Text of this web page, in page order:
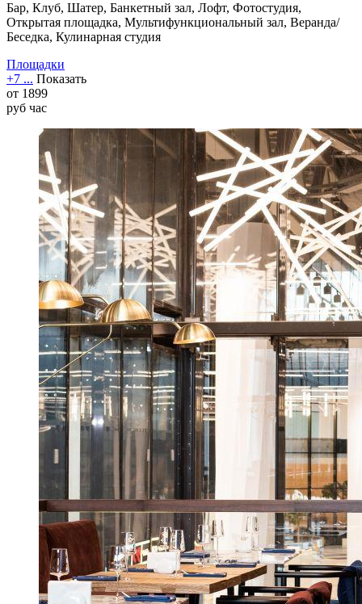
Бар, Клуб, Шатер, Банкетный зал, Лофт, Фотостудия,
Открытая площадка, Мультифункциональный зал, Веранда/
Беседка, Кулинарная студия
Площадки
+7 ... Показать
от 1899
руб час